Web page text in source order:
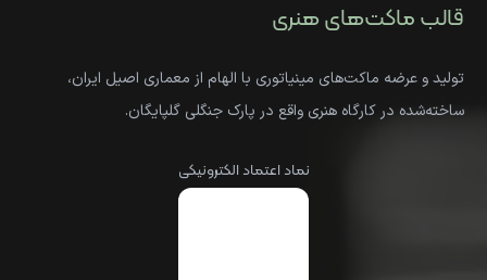
قالب ماکت‌های هنری
تولید و عرضه ماکت‌های مینیاتوری با الهام از معماری اصیل ایران،
ساخته‌شده در کارگاه هنری واقع در پارک جنگلی گلپایگان.
نماد اعتماد الکترونیکی